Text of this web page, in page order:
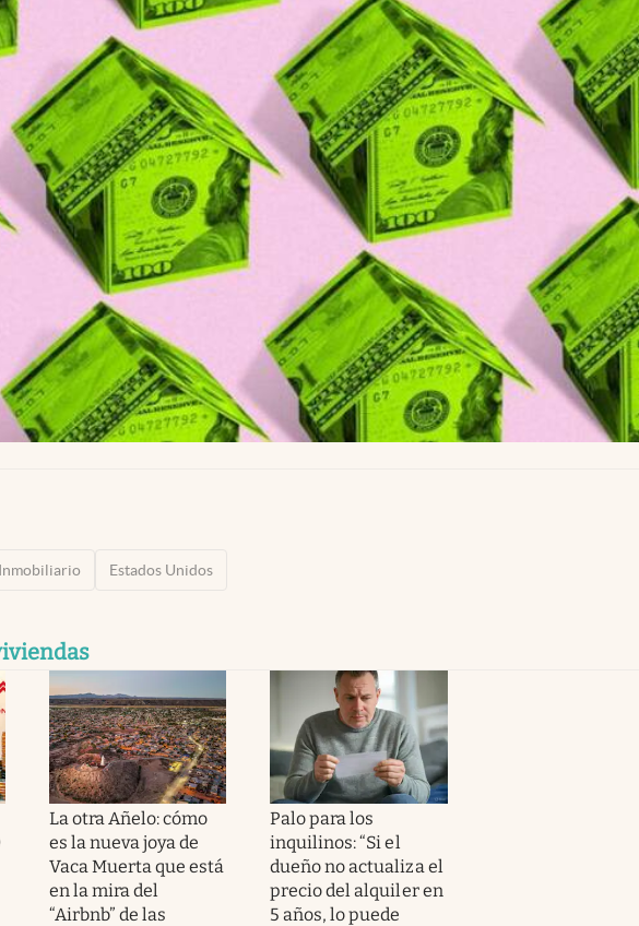
Estados Unidos
La otra Añelo: cómo
es la nueva joya de
Vaca Muerta que está
en la mira del
“Airbnb” de las
Palo para los
inquilinos: “Si el
dueño no actualiza el
precio del alquiler en
5 años, lo puede